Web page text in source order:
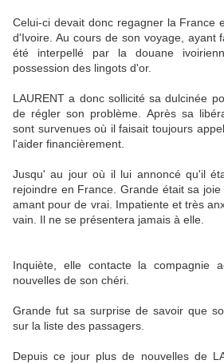
Celui-ci devait donc regagner la France
d'Ivoire. Au cours de son voyage, ayant
été interpellé par la douane
possession des lingots d'or.
LAURENT a donc sollicité sa dulcinée
de régler son problème. Après sa
sont survenues où il faisait toujours
l'aider financièrement.
Jusqu' au jour où il lui annoncé qu'il
rejoindre en France. Grande était sa
amant pour de vrai. Impatiente et très
vain. Il ne se présentera jamais à elle.
Inquiète, elle contacte la compagnie
nouvelles de son chéri.
Grande fut sa surprise de savoir que
sur la liste des passagers.
Depuis ce jour plus de nouvelles de